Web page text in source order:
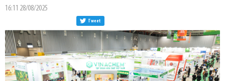
16:11 28/08/2025
Tweet